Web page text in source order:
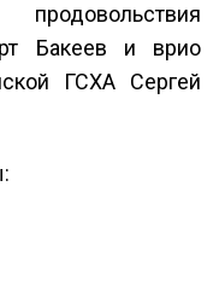
Бакеев и врио
ГСХА Сергей